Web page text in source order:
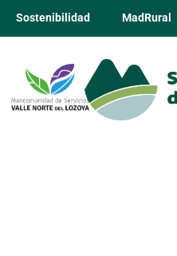
Sostenibilidad MadRural